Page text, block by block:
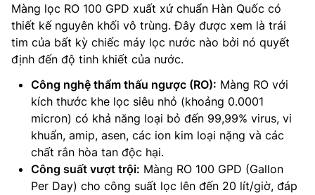
Màng lọc RO 100 GPD xuất xứ chuẩn Hàn Quốc có
thiết kế nguyên khối vô trùng. Đây được xem là trái
tim của bất kỳ chiếc máy lọc nước nào bởi nó quyết
định đến độ tinh khiết của nước.
Công nghệ thẩm thấu ngược (RO): Màng RO với
kích thước khe lọc siêu nhỏ (khoảng 0.0001
micron) có khả năng loại bỏ đến 99,99% virus, vi
khuẩn, amip, asen, các ion kim loại nặng và các
chất rắn hòa tan độc hại.
Công suất vượt trội: Màng RO 100 GPD (Gallon
Per Day) cho công suất lọc lên đến 20 lít/giờ, đáp